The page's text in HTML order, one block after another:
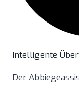
Intelligente
Der